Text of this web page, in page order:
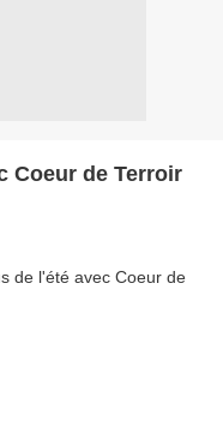
Coeur de Terroir